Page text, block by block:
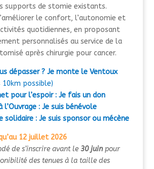
supports de stomie existants.
le confort, l’autonomie et
quotidiennes, en proposant
personnalisés au service de la
après chirurgie pour cancer.
dépasser ? Je monte le Ventoux
10km possible)
pour l’espoir : Je fais un don
l’Ouvrage : Je suis bénévole
solidaire : Je suis sponsor ou mécène
12 juillet 2026
de s’inscrire avant le 30 juinpour
des tenues à la taille des